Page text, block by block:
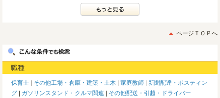
ページＴＯＰへ
職種
保育士 その他工場・倉庫・建築・土木 家庭教師
新聞配達・ポスティン
グ
ガソリンスタンド・クルマ関連 その他配送・引越・ドライバー